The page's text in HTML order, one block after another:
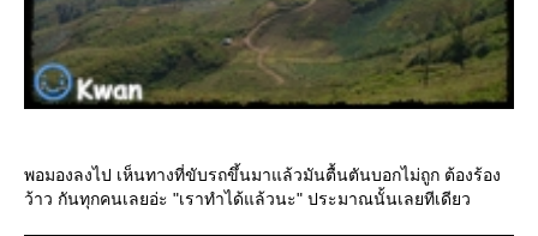
พอมองลงไป เห็นทางที่ขับรถขึ้นมาแล้วมันตื้นตันบอกไม่ถูก ต้องร้อง
ว้าว กันทุกคนเลยอ่ะ "เราทำได้แล้วนะ" ประมาณนั้นเลยทีเดียว